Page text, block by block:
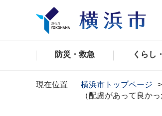
防災・救急 くらし
現在位置 横浜市トップページ
（配慮があって良か